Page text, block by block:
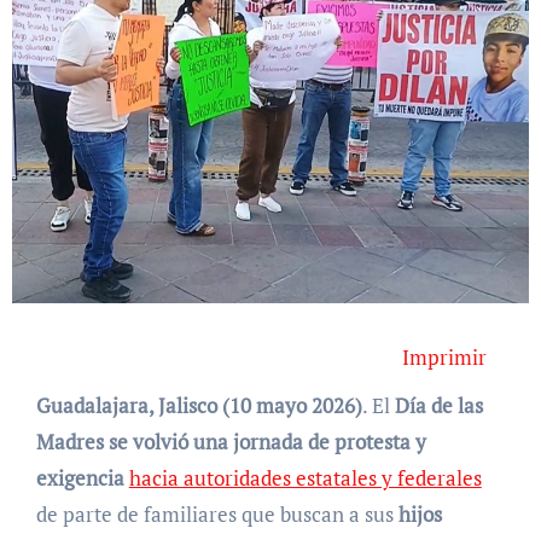
Imprimir
Guadalajara, Jalisco (10 mayo 2026). ElDía de las
Madres se volvió una jornada de protesta y
exigenciahacia autoridades estatales y federales
de parte de familiares que buscan a sushijos